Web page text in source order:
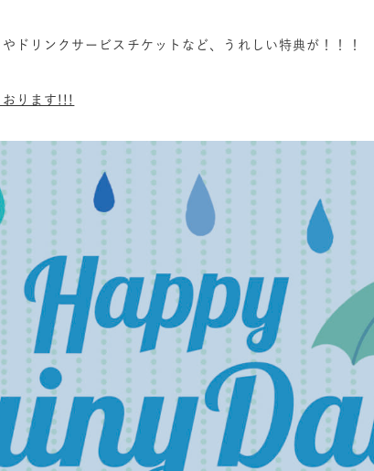
ドリンクサービスチケットなど、うれしい特典が！！！
おります!!!